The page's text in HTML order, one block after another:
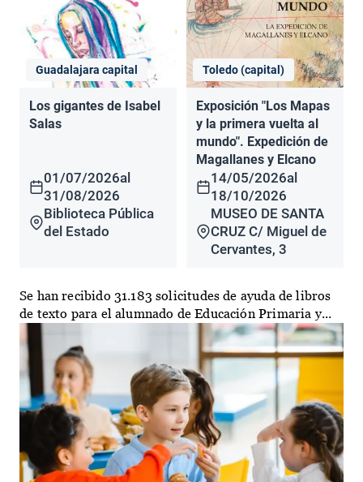
Guadalajara capital
Los gigantes de Isabel
Salas
01/07/2026al
31/08/2026
Biblioteca Pública
del Estado
Toledo (capital)
Exposición "Los Mapas
y la primera vuelta al
mundo". Expedición de
Magallanes y Elcano
14/05/2026al
18/10/2026
MUSEO DE SANTA
CRUZ C/ Miguel de
Cervantes, 3
Se han recibido 31.183 solicitudes de ayuda de libros
de texto para el alumnado de Educación Primaria y...